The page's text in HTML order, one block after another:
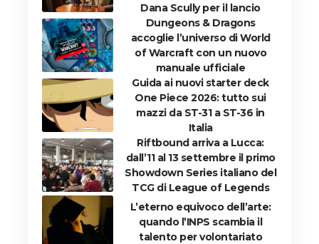
Dana Scully per il lancio
Dungeons & Dragons
accoglie l’universo di World
of Warcraft con un nuovo
manuale ufficiale
Guida ai nuovi starter deck
One Piece 2026: tutto sui
mazzi da ST-31 a ST-36 in
Italia
Riftbound arriva a Lucca:
dall’11 al 13 settembre il primo
Showdown Series italiano del
TCG di League of Legends
L’eterno equivoco dell’arte:
quando l’INPS scambia il
talento per volontariato